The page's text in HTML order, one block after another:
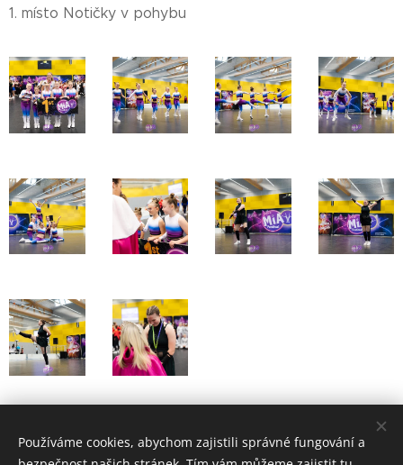
1. místo Notičky v pohybu
Používáme cookies, abychom zajistili správné fungování a